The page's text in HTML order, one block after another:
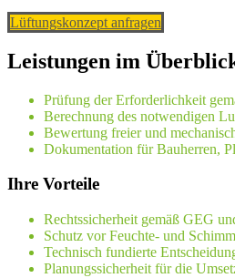
Lüftungskonzept anfragen
Leistungen im
Prüfung der Erforderlichkeit
Berechnung des notwendigen
Bewertung freier und
Dokumentation für Bauherren,
Ihre Vorteile
Rechtssicherheit gemäß GEG
Schutz vor Feuchte- und
Technisch fundierte
Planungssicherheit für die